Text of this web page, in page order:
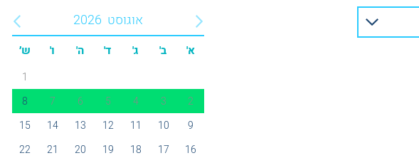
אוגוסט 2026
א' ב' ג' ד' ה' ו' ש׳
1
2
3
4
5
6
7
8
9
10
11
12
13
14
15
16
17
18
19
20
21
22